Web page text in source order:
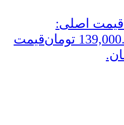
قیمت اصلی:
139,000 تومانقیمت